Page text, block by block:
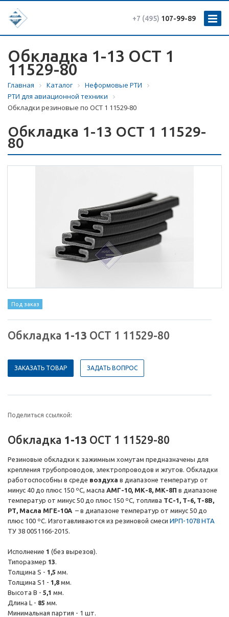
+7 (495) 107-99-89
Обкладка 1-13 ОСТ 1
11529-80
Главная Каталог
Неформовые РТИ
РТИ для авиационной техники
Обкладки резиновые по ОСТ 1 11529-80
Обкладка 1-13 ОСТ 1 11529-
80
Под заказ
Обкладка 1-13 ОСТ 1 11529-80
ЗАКАЗАТЬ ТОВАР ЗАДАТЬ ВОПРОС
Поделиться ссылкой:
Обкладка 1-13 ОСТ 1 11529-80
Резиновые обкладки к зажимным хомутам предназначены для
крепления трубопроводов, электропроводов и жгутов. Обкладки
работоспособны в среде воздуха в диапазоне температур от
минус 40 до плюс 150 ºС, масла АМГ-10, МК-8, МК-8П в диапазоне
температур от минус 50 до плюс 150 ºС, топлива ТС-1, Т-6, Т-8В,
РТ, Масла МГЕ-10А – в диапазоне температур от минус 50 до
плюс 100 ºС. Изготавливаются из резиновой смеси ИРП-1078 НТА
ТУ 38 0051166-2015.
Исполнение 1 (без вырезов).
Типоразмер 13.
Толщина S - 1,5 мм.
Толщина S1 - 1,8 мм.
Высота B - 5,1 мм.
Длина L - 85 мм.
Минимальная партия - 1 шт.